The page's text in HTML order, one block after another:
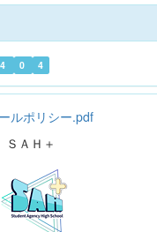
4 0 4
ルポリシー.pdf
ＡＨ＋